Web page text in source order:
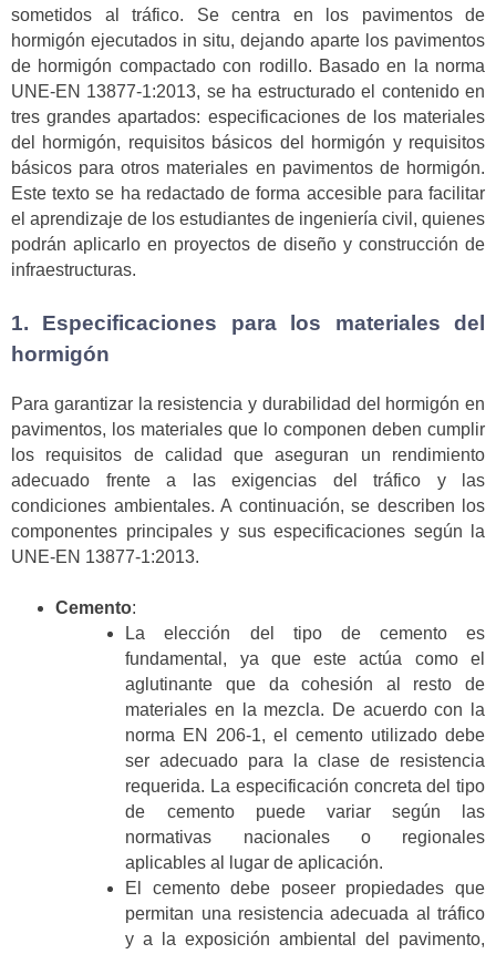
sometidos al tráfico. Se centra en los pavimentos de
hormigón ejecutados in situ, dejando aparte los pavimentos
de hormigón compactado con rodillo. Basado en la norma
UNE-EN 13877-1:2013, se ha estructurado el contenido en
tres grandes apartados: especificaciones de los materiales
del hormigón, requisitos básicos del hormigón y requisitos
básicos para otros materiales en pavimentos de hormigón.
Este texto se ha redactado de forma accesible para facilitar
el aprendizaje de los estudiantes de ingeniería civil, quienes
podrán aplicarlo en proyectos de diseño y construcción de
infraestructuras.
1. Especificaciones para los materiales del
hormigón
Para garantizar la resistencia y durabilidad del hormigón en
pavimentos, los materiales que lo componen deben cumplir
los requisitos de calidad que aseguran un rendimiento
adecuado frente a las exigencias del tráfico y las
condiciones ambientales. A continuación, se describen los
componentes principales y sus especificaciones según la
UNE-EN 13877-1:2013.
Cemento:
La elección del tipo de cemento es
fundamental, ya que este actúa como el
aglutinante que da cohesión al resto de
materiales en la mezcla. De acuerdo con la
norma EN 206-1, el cemento utilizado debe
ser adecuado para la clase de resistencia
requerida. La especificación concreta del tipo
de cemento puede variar según las
normativas nacionales o regionales
aplicables al lugar de aplicación.
El cemento debe poseer propiedades que
permitan una resistencia adecuada al tráfico
y a la exposición ambiental del pavimento,